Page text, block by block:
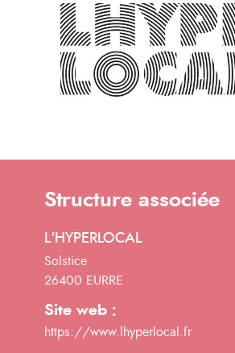
Structure associée
L'HYPERLOCAL
Solstice
26400 EURRE
Site web :
https://www.lhyperlocal.fr